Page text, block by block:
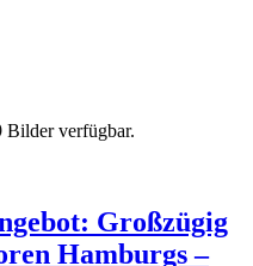
Bilder verfügbar.
Großzügig
Hamburgs –